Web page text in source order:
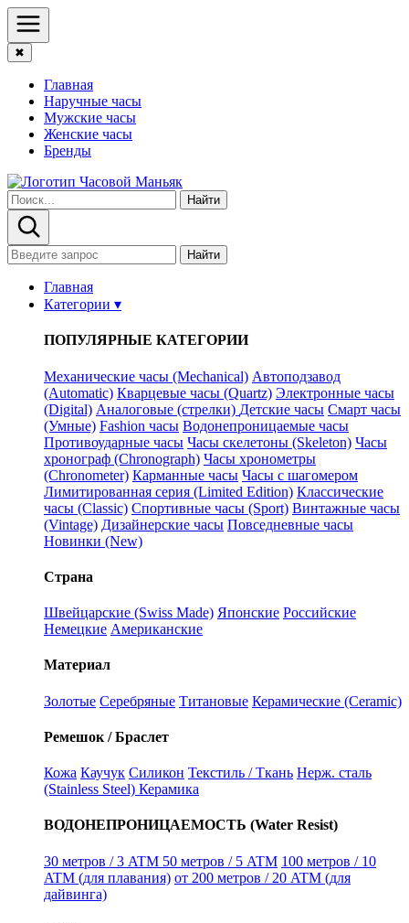
✖
Главная
Наручные часы
Мужские часы
Женские часы
Бренды
Найти
Найти
Главная
Категории ▾
ПОПУЛЯРНЫЕ КАТЕГОРИИ
Механические часы (Mechanical) Автоподзавод
(Automatic) Кварцевые часы (Quartz) Электронные часы
(Digital) Аналоговые (стрелки) Детские часы Смарт часы
(Умные) Fashion часы Водонепроницаемые часы
Противоударные часы Часы скелетоны (Skeleton) Часы
хронограф (Chronograph) Часы хронометры
(Chronometer) Карманные часы Часы с шагомером
Лимитированная серия (Limited Edition) Классические
часы (Classic) Спортивные часы (Sport) Винтажные часы
(Vintage) Дизайнерские часы Повседневные часы
Новинки (New)
Страна
Швейцарские (Swiss Made) Японские Российские
Немецкие Американские
Материал
Золотые Серебряные Титановые Керамические (Ceramic)
Ремешок / Браслет
Кожа Каучук Силикон Текстиль / Ткань Нерж. сталь
(Stainless Steel) Керамика
ВОДОНЕПРОНИЦАЕМОСТЬ (Water Resist)
30 метров / 3 ATM 50 метров / 5 ATM 100 метров / 10
ATM (для плавания) от 200 метров / 20 ATM (для
дайвинга)